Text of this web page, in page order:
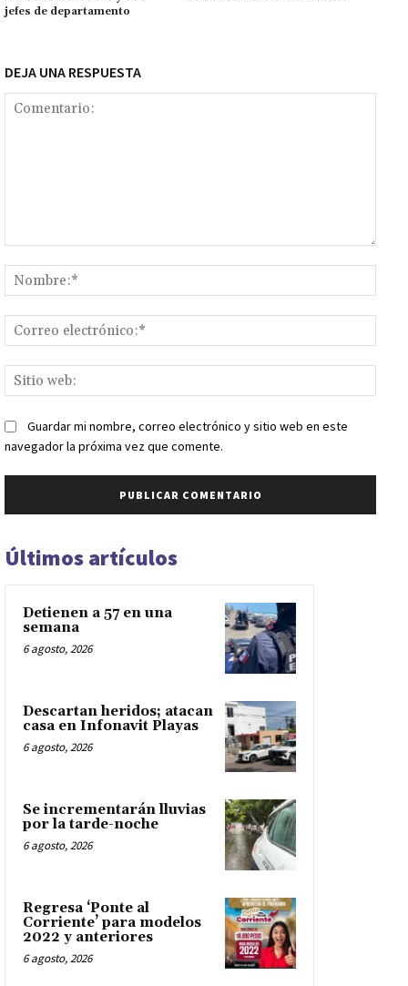
k
tir
jefes de departamento
DEJA UNA RESPUESTA
web:
Guardar mi nombre, correo electrónico y sitio web en este
navegador la próxima vez que comente.
Últimos artículos
Detienen a 57 en una
semana
6 agosto, 2026
Descartan heridos; atacan
casa en Infonavit Playas
6 agosto, 2026
Se incrementarán lluvias
por la tarde-noche
6 agosto, 2026
Regresa ‘Ponte al
Corriente’ para modelos
2022 y anteriores
6 agosto, 2026